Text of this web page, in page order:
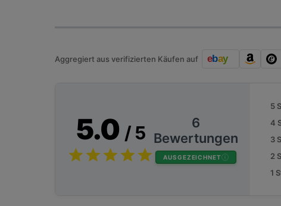
Aggregiert aus verifizierten Käufen auf
5.0 / 5
6
Bewertungen
AUSGEZEICHNET
5
4
3
2
1